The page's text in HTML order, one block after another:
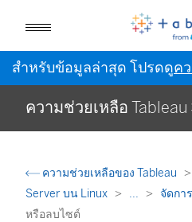
สำหรับข้อมูลล่าสุด โปรดดูความช่
ความช่วยเหลือ
ความช่วยเหลือของ Tableau
Server บน Linux
... จัดกา
หรือลบไซต์